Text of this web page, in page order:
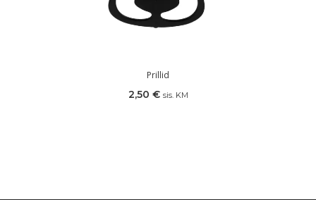
Prillid
2,50 € sis. KM